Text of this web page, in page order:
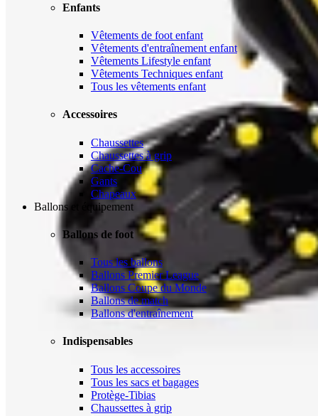
Enfants
Vêtements de foot enfant
Vêtements d'entraînement enfant
Vêtements Lifestyle enfant
Vêtements Techniques enfant
Tous les vêtements enfant
Accessoires
Chaussettes
Chaussettes à grip
Cache-Cou
Gants
Chapeaux
Ballons et équipement
Ballons de foot
Tous les ballons
Ballons Premier League
Ballons Coupe du Monde
Ballons de match
Ballons d'entraînement
Indispensables
Tous les accessoires
Tous les sacs et bagages
Protège-Tibias
Chaussettes à grip